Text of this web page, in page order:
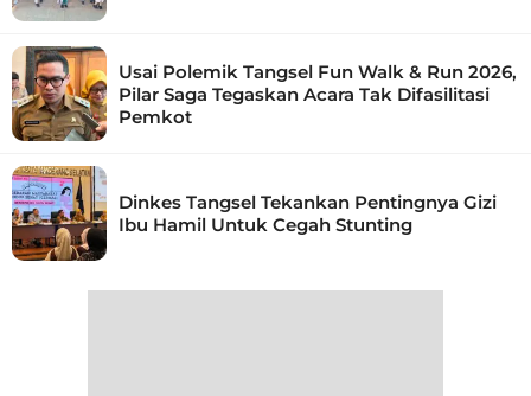
Usai Polemik Tangsel Fun Walk & Run 2026,
Pilar Saga Tegaskan Acara Tak Difasilitasi
Pemkot
Dinkes Tangsel Tekankan Pentingnya Gizi
Ibu Hamil Untuk Cegah Stunting